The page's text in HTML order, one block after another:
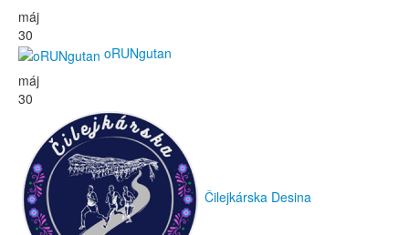
máj
30
oRUNgutan
máj
30
Čilejkárska Desina